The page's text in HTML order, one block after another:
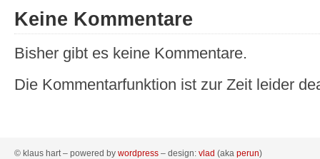
Keine Kommentare
Bisher gibt es keine Kommentare.
Die Kommentarfunktion ist zur Zeit leider
© klaus hart – powered by wordpress – design: vlad (aka perun)